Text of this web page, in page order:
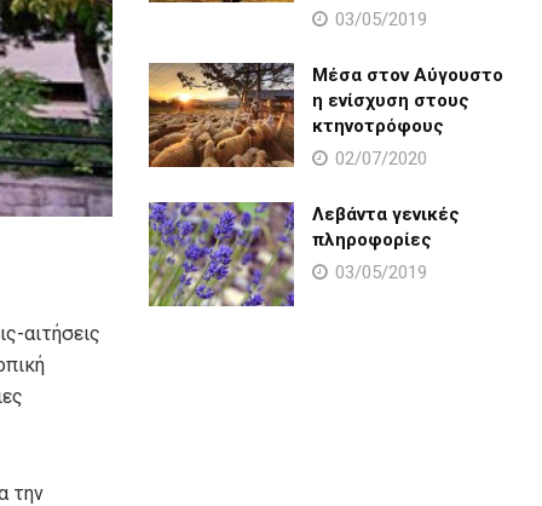
αιτήσεις
την
03/05/2019
Μέσα στον Αύγουστο
η ενίσχυση στους
κτηνοτρόφους
02/07/2020
Λεβάντα γενικές
πληροφορίες
03/05/2019